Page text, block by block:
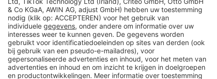
Veilig winkelen
Klantenservice
Shop
Acties